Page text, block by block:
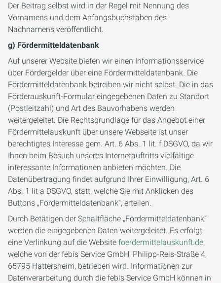
Der Beitrag selbst wird in der Regel mit Nennung des
Vornamens und dem Anfangsbuchstaben des
Nachnamens veröffentlicht.
g) Fördermitteldatenbank
Auf unserer Website bieten wir einen Informationsservice
über Fördergelder über eine Fördermitteldatenbank. Die
Fördermitteldatenbank betreiben wir nicht selbst. Die in das
Förderauskunft-Formular eingegebenen Daten zu Standort
(Postleitzahl) und Art des Bauvorhabens werden
weitergeleitet. Die Rechtsgrundlage für das Angebot einer
Fördermittelauskunft über unsere Webseite ist unser
berechtigtes Interesse gem. Art. 6 Abs. 1 lit. f DSGVO, da wir
Ihnen beim Besuch unseres Internetauftritts vielfältige
interessante Informationen anbieten möchten. Die
Datenübertragung findet aufgrund Ihrer Einwilligung, Art. 6
Abs. 1 lit a DSGVO, statt, welche Sie mit Anklicken des
Buttons „Fördermitteldatenbank“, erteilen.
Durch Betätigen der Schaltfläche „Fördermitteldatenbank“
werden die eingegebenen Daten weitergeleitet. Es erfolgt
eine Verlinkung auf die Website foerdermittelauskunft.de,
welche von der febis Service GmbH, Philipp-Reis-Straße 4,
65795 Hattersheim, betrieben wird. Informationen zur
Datenverarbeitung durch die febis Service GmbH können in